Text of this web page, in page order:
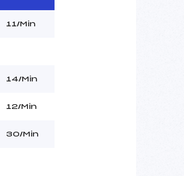
11/Min
14/Min
12/Min
30/Min